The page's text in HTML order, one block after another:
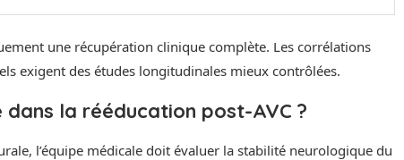
une récupération clinique complète. Les corrélations
exigent des études longitudinales mieux contrôlées.
la rééducation post-AVC ?
l’équipe médicale doit évaluer la stabilité neurologique du